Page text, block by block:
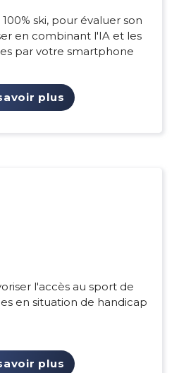
ski, pour évaluer son
en combinant l'IA et les
par votre smartphone
plus
l'accès au sport de
en situation de handicap
plus